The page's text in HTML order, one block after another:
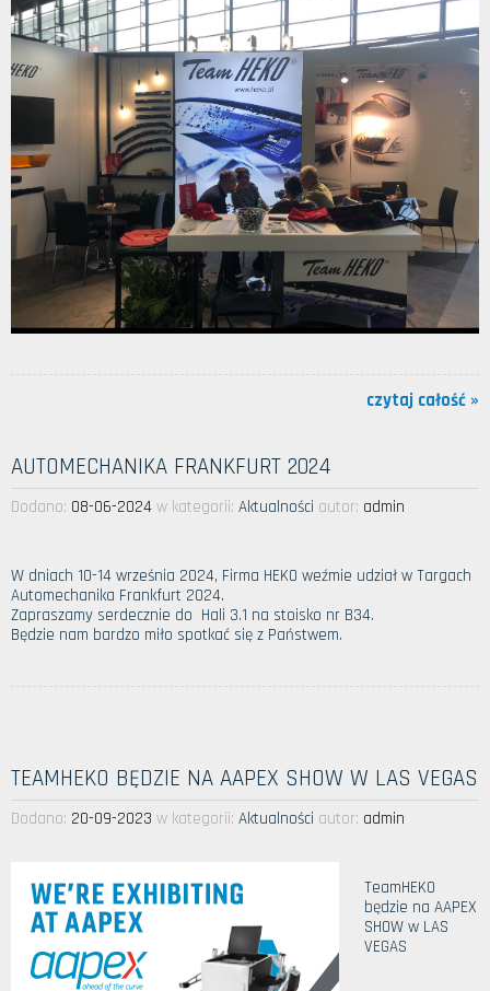
czytaj całość »
AUTOMECHANIKA FRANKFURT 2024
Dodano: 08-06-2024 w kategorii: Aktualności autor: admin
W dniach 10-14 września 2024, Firma HEKO weźmie udział w Targach
Automechanika Frankfurt 2024.
Zapraszamy serdecznie do Hali 3.1 na stoisko nr B34.
Będzie nam bardzo miło spotkać się z Państwem.
TEAMHEKO BĘDZIE NA AAPEX SHOW W LAS VEGAS
Dodano: 20-09-2023 w kategorii: Aktualności autor: admin
TeamHEKO
będzie na AAPEX
SHOW w LAS
VEGAS